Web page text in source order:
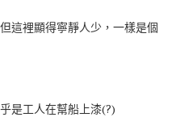
這裡顯得寧靜人少，一樣是個
是工人在幫船上漆(?)